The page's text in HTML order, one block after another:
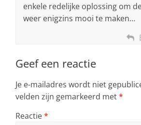
enkele redelijke oplossing om
weer enigzins mooi te maken…
Geef een reactie
Je e-mailadres wordt niet
velden zijn gemarkeerd met*
Reactie*